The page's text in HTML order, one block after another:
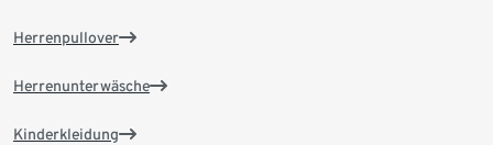
Herrenpullover
Herrenunterwäsche
Kinderkleidung